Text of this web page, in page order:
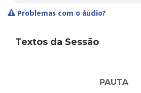
Problemas com o áudio?
Textos da Sessão
PAUTA